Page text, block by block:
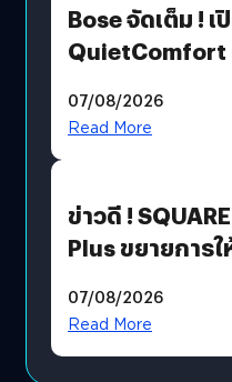
Bose จัดเต็ม ! เ
QuietComfort
07/08/2026
Read More
ข่าวดี !
Plus ขยายการ
โดยตรง
07/08/2026
Read More